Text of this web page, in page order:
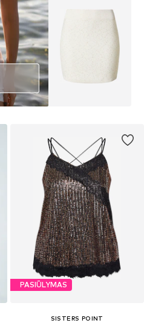
PASIŪLYMAS
SISTERS POINT